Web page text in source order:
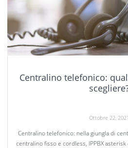
Centralino telefonico:
Ottobre 22, 2021
Centralino telefonico: nella giungla di
centralino fisso e cordless, IPPBX